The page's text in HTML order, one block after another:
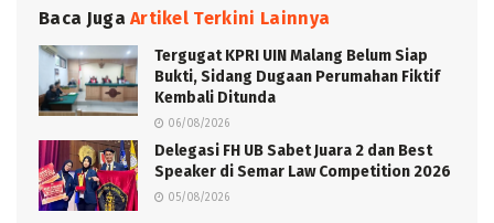
Baca Juga Artikel Terkini Lainnya
Tergugat KPRI UIN Malang Belum Siap
Bukti, Sidang Dugaan Perumahan Fiktif
Kembali Ditunda
06/08/2026
Delegasi FH UB Sabet Juara 2 dan Best
Speaker di Semar Law Competition 2026
05/08/2026